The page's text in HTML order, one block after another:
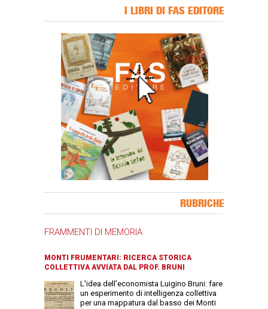
I LIBRI DI FAS EDITORE
RUBRICHE
FRAMMENTI DI MEMORIA
MONTI FRUMENTARI: RICERCA STORICA
COLLETTIVA AVVIATA DAL PROF. BRUNI
L'idea dell'economista Luigino Bruni: fare
un esperimento di intelligenza collettiva
per una mappatura dal basso dei Monti